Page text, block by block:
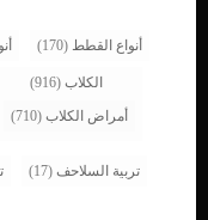
أنواع القطط (170)
الكلاب (916)
أمراض الكلاب (710)
تربية السلاحف (17)